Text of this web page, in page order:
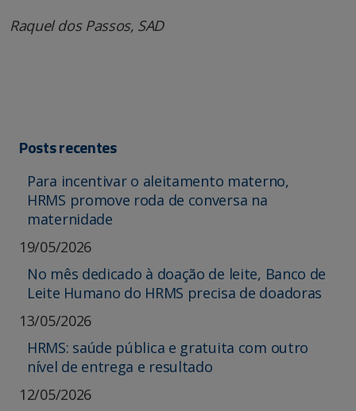
Raquel dos Passos, SAD
Posts recentes
Para incentivar o aleitamento materno,
HRMS promove roda de conversa na
maternidade
19/05/2026
No mês dedicado à doação de leite, Banco de
Leite Humano do HRMS precisa de doadoras
13/05/2026
HRMS: saúde pública e gratuita com outro
nível de entrega e resultado
12/05/2026